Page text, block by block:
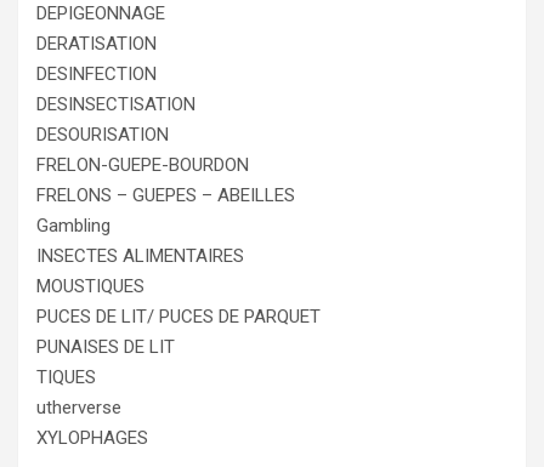
DEPIGEONNAGE
DERATISATION
DESINFECTION
DESINSECTISATION
DESOURISATION
FRELON-GUEPE-BOURDON
FRELONS – GUEPES – ABEILLES
Gambling
INSECTES ALIMENTAIRES
MOUSTIQUES
PUCES DE LIT/ PUCES DE PARQUET
PUNAISES DE LIT
TIQUES
utherverse
XYLOPHAGES